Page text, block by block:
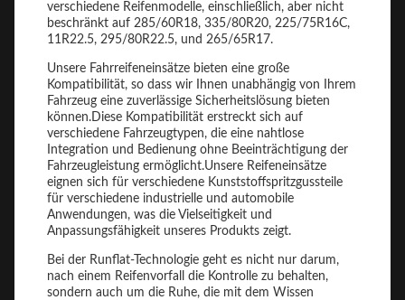
verschiedene Reifenmodelle, einschließlich, aber nicht
beschränkt auf 285/60R18, 335/80R20, 225/75R16C,
11R22.5, 295/80R22.5, und 265/65R17.
Unsere Fahrreifeneinsätze bieten eine große
Kompatibilität, so dass wir Ihnen unabhängig von Ihrem
Fahrzeug eine zuverlässige Sicherheitslösung bieten
können.Diese Kompatibilität erstreckt sich auf
verschiedene Fahrzeugtypen, die eine nahtlose
Integration und Bedienung ohne Beeinträchtigung der
Fahrzeugleistung ermöglicht.Unsere Reifeneinsätze
eignen sich für verschiedene Kunststoffspritzgussteile
für verschiedene industrielle und automobile
Anwendungen, was die Vielseitigkeit und
Anpassungsfähigkeit unseres Produkts zeigt.
Bei der Runflat-Technologie geht es nicht nur darum,
nach einem Reifenvorfall die Kontrolle zu behalten,
sondern auch um die Ruhe, die mit dem Wissen